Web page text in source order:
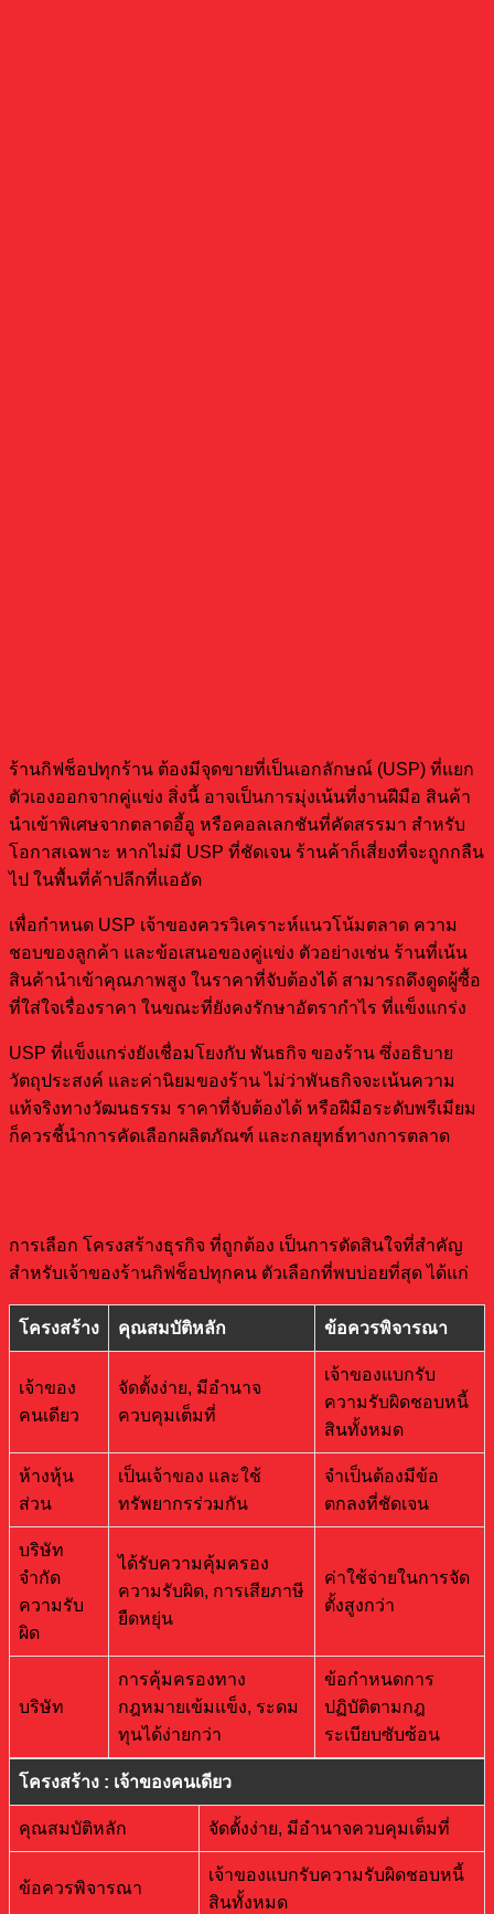
ร้านกิฟช็อปทุกร้าน ต้องมีจุดขายที่เป็นเอกลักษณ์ (USP) ที่แยก
ตัวเองออกจากคู่แข่ง สิ่งนี้ อาจเป็นการมุ่งเน้นที่งานฝีมือ สินค้า
นำเข้าพิเศษจากตลาดอี้อู หรือคอลเลกชันที่คัดสรรมา สำหรับ
โอกาสเฉพาะ หากไม่มี USP ที่ชัดเจน ร้านค้าก็เสี่ยงที่จะถูกกลืน
ไป ในพื้นที่ค้าปลีกที่แออัด
เพื่อกำหนด USP เจ้าของควรวิเคราะห์แนวโน้มตลาด ความ
ชอบของลูกค้า และข้อเสนอของคู่แข่ง ตัวอย่างเช่น ร้านที่เน้น
สินค้านำเข้าคุณภาพสูง ในราคาที่จับต้องได้ สามารถดึงดูดผู้ซื้อ
ที่ใส่ใจเรื่องราคา ในขณะที่ยังคงรักษาอัตรากำไร ที่แข็งแกร่ง
USP ที่แข็งแกร่งยังเชื่อมโยงกับ พันธกิจ ของร้าน ซึ่งอธิบาย
วัตถุประสงค์ และค่านิยมของร้าน ไม่ว่าพันธกิจจะเน้นความ
แท้จริงทางวัฒนธรรม ราคาที่จับต้องได้ หรือฝีมือระดับพรีเมียม
ก็ควรชี้นำการคัดเลือกผลิตภัณฑ์ และกลยุทธ์ทางการตลาด
การเลือก โครงสร้างธุรกิจ ที่ถูกต้อง เป็นการตัดสินใจที่สำคัญ
สำหรับเจ้าของร้านกิฟช็อปทุกคน ตัวเลือกที่พบบ่อยที่สุด ได้แก่
โครงสร้าง คุณสมบัติหลัก ข้อควรพิจารณา
เจ้าของ
คนเดียว
จัดตั้งง่าย, มีอำนาจ
ควบคุมเต็มที่
เจ้าของแบกรับ
ความรับผิดชอบหนี้
สินทั้งหมด
ห้างหุ้น
ส่วน
เป็นเจ้าของ และใช้
ทรัพยากรร่วมกัน
จำเป็นต้องมีข้อ
ตกลงที่ชัดเจน
บริษัท
จำกัด
ความรับ
ผิด
ได้รับความคุ้มครอง
ความรับผิด, การเสียภาษี
ยืดหยุ่น
ค่าใช้จ่ายในการจัด
ตั้งสูงกว่า
บริษัท
การคุ้มครองทาง
กฎหมายเข้มแข็ง, ระดม
ทุนได้ง่ายกว่า
ข้อกำหนดการ
ปฏิบัติตามกฎ
ระเบียบซับซ้อน
โครงสร้าง : เจ้าของคนเดียว
คุณสมบัติหลัก จัดตั้งง่าย, มีอำนาจควบคุมเต็มที่
ข้อควรพิจารณา
เจ้าของแบกรับความรับผิดชอบหนี้
สินทั้งหมด